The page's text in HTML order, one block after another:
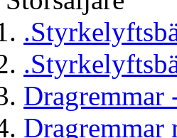
Dragremmar
Dragremmar